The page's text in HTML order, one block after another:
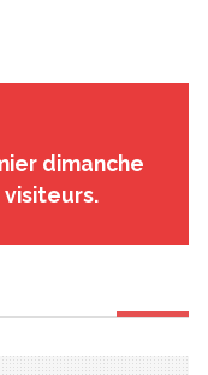
dimanche
visiteurs.